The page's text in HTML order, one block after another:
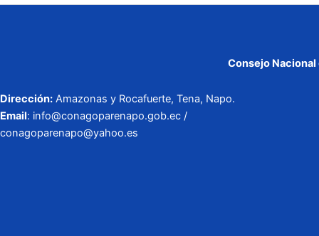
Consejo Nacional
Dirección: Amazonas y Rocafuerte, Tena, Napo.
Email: info@conagoparenapo.gob.ec /
conagoparenapo@yahoo.es